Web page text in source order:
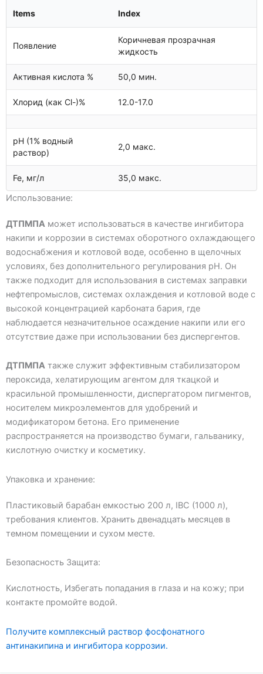
Items Index
Появление
Коричневая прозрачная
жидкость
Активная кислота % 50,0 мин.
Хлорид (как Cl-)% 12.0-17.0
pH (1% водный
раствор)
2,0 макс.
Fe, мг/л 35,0 макс.
Использование:
ДТПМПА может использоваться в качестве ингибитора
накипи и коррозии в системах оборотного охлаждающего
водоснабжения и котловой воде, особенно в щелочных
условиях, без дополнительного регулирования pH. Он
также подходит для использования в системах заправки
нефтепромыслов, системах охлаждения и котловой воде с
высокой концентрацией карбоната бария, где
наблюдается незначительное осаждение накипи или его
отсутствие даже при использовании без диспергентов.
ДТПМПА также служит эффективным стабилизатором
пероксида, хелатирующим агентом для ткацкой и
красильной промышленности, диспергатором пигментов,
носителем микроэлементов для удобрений и
модификатором бетона. Его применение
распространяется на производство бумаги, гальванику,
кислотную очистку и косметику.
Упаковка и хранение:
Пластиковый барабан емкостью 200 л, IBC (1000 л),
требования клиентов. Хранить двенадцать месяцев в
темном помещении и сухом месте.
Безопасность Защита:
Кислотность, Избегать попадания в глаза и на кожу; при
контакте промойте водой.
Получите комплексный раствор фосфонатного
антинакипина и ингибитора коррозии.